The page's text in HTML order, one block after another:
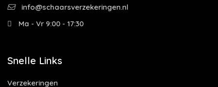
info@schaarsverzekeringen.nl
Ma - Vr 9:00 - 17:30
Snelle Links
Verzekeringen